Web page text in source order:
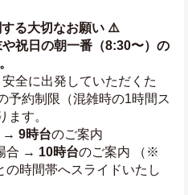
る大切なお願い ⚠️
祝日の朝一番（8:30〜）の
予約制限（混雑時の1時間ス
ます。
→ 9時台のご案内
合 → 10時台のご案内 （※
の時間帯へスライドいたし